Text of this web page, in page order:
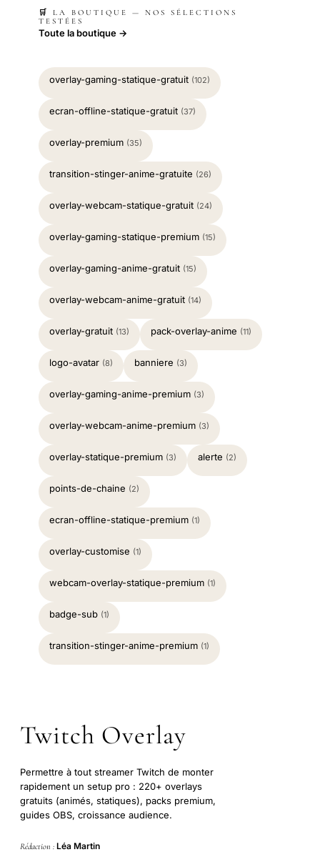
🛒 LA BOUTIQUE — NOS SÉLECTIONS
TESTÉES
Toute la boutique →
overlay-gaming-statique-gratuit (102)
ecran-offline-statique-gratuit (37)
overlay-premium (35)
transition-stinger-anime-gratuite (26)
overlay-webcam-statique-gratuit (24)
overlay-gaming-statique-premium (15)
overlay-gaming-anime-gratuit (15)
overlay-webcam-anime-gratuit (14)
overlay-gratuit (13) pack-overlay-anime (11)
logo-avatar (8) banniere (3)
overlay-gaming-anime-premium (3)
overlay-webcam-anime-premium (3)
overlay-statique-premium (3) alerte (2)
points-de-chaine (2)
ecran-offline-statique-premium (1)
overlay-customise (1)
webcam-overlay-statique-premium (1)
badge-sub (1)
transition-stinger-anime-premium (1)
Twitch Overlay
Permettre à tout streamer Twitch de monter
rapidement un setup pro : 220+ overlays
gratuits (animés, statiques), packs premium,
guides OBS, croissance audience.
Rédaction : Léa Martin